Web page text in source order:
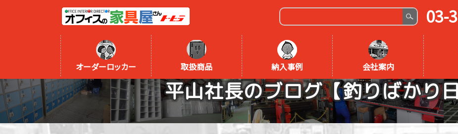
03-
オーダーロッカー 取扱商品 納入事例 会社案内
平山社長のブログ【釣りばかり